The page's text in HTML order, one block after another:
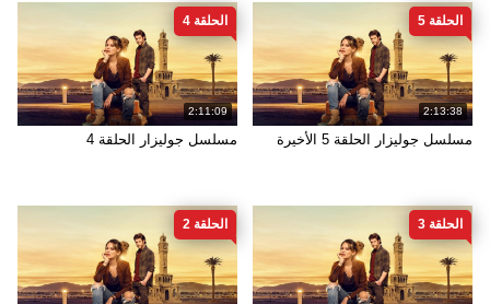
2:13:38
الحلقة 5
مسلسل جوليزار الحلقة 5 الأخيرة
2:11:09
الحلقة 4
مسلسل جوليزار الحلقة 4
الحلقة 3 الحلقة 2